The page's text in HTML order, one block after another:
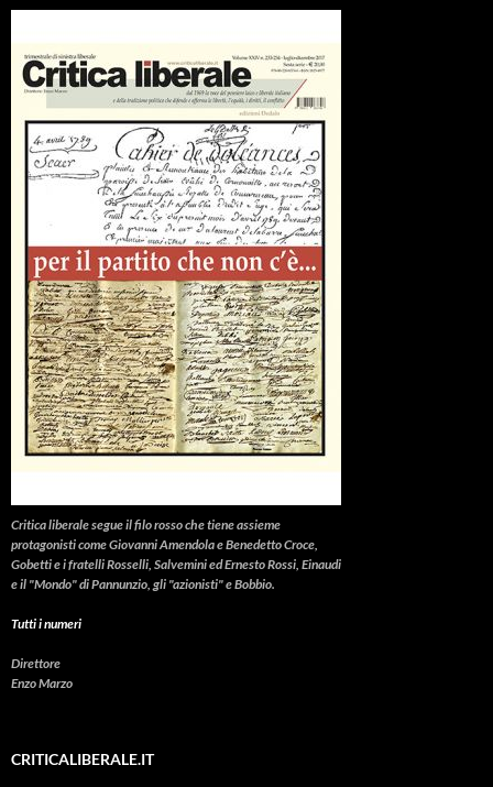
Critica liberalesegue il filo rosso che tiene assieme
protagonisti come Giovanni Amendola e Benedetto Croce,
Gobetti e i fratelli Rosselli, Salvemini ed Ernesto Rossi, Einaudi
e il "Mondo" di Pannunzio, gli "azionisti" e Bobbio.
Tutti i numeri
Direttore
Enzo Marzo
CRITICALIBERALE.IT